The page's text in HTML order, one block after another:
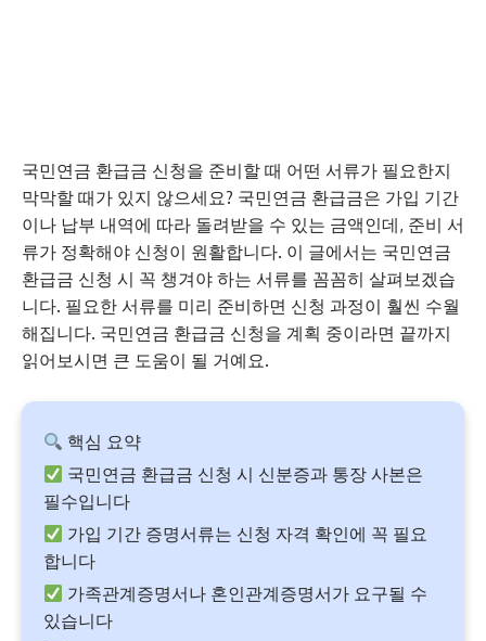
국민연금 환급금 신청을 준비할 때 어떤 서류가 필요한지
막막할 때가 있지 않으세요? 국민연금 환급금은 가입 기간
이나 납부 내역에 따라 돌려받을 수 있는 금액인데, 준비 서
류가 정확해야 신청이 원활합니다. 이 글에서는 국민연금
환급금 신청 시 꼭 챙겨야 하는 서류를 꼼꼼히 살펴보겠습
니다. 필요한 서류를 미리 준비하면 신청 과정이 훨씬 수월
해집니다. 국민연금 환급금 신청을 계획 중이라면 끝까지
읽어보시면 큰 도움이 될 거예요.
핵심 요약
국민연금 환급금 신청 시 신분증과 통장 사본은
필수입니다
가입 기간 증명서류는 신청 자격 확인에 꼭 필요
합니다
가족관계증명서나 혼인관계증명서가 요구될 수
있습니다